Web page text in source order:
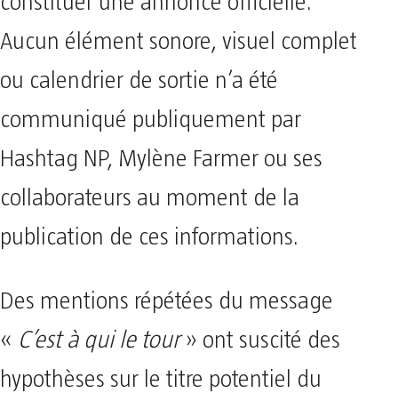
Aucun élément sonore, visuel complet
ou calendrier de sortie n’a été
communiqué publiquement par
Hashtag NP, Mylène Farmer ou ses
collaborateurs au moment de la
publication de ces informations.
Des mentions répétées du message
« C’est à qui le tour» ont suscité des
hypothèses sur le titre potentiel du